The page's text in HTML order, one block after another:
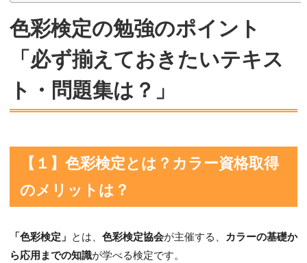
色彩検定の勉強のポイント
「必ず揃えておきたいテキス
ト・問題集は？」
【１】色彩検定とは？カラー資格取得
のメリットは？
「色彩検定」 とは、 色彩検定協会が主催する、
カラーの基礎か
ら応用までの知識が学べる検定です。